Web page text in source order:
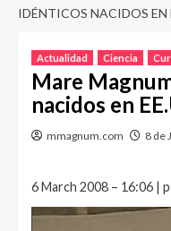
IDÉNTICOS NACIDOS EN
Actualidad Ciencia
Mare
nacidos en
mmagnum.com 8 de
6 March 2008 – 16:06 |